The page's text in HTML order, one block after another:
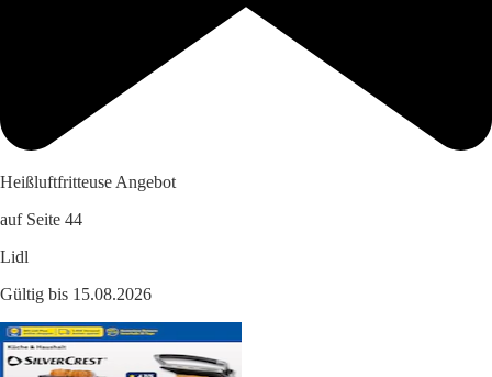
Heißluftfritteuse Angebot
auf Seite 44
Lidl
Gültig bis 15.08.2026